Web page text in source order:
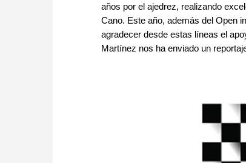
años por el ajedrez, realizando
Cano. Este año, además del Open
agradecer desde estas líneas el
Martínez nos ha enviado un